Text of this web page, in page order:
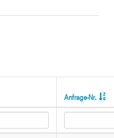
Anfrage-Nr.